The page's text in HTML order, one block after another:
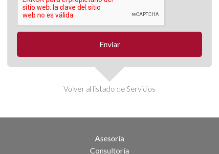
Volver al listado de Servicios
Asesoría
Consultoría